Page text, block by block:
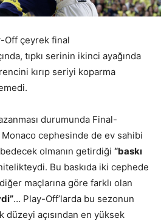
Off çeyrek final
tıpkı serinin ikinci ayağında
kırıp seriyi koparma
durumunda Final-
Monaco cephesinde de ev sahibi
olmanın getirdiği “baskı
Bu baskıda iki cephede
maçlarına göre farklı olan
… Play-Off’larda bu sezonun
açısından en yüksek